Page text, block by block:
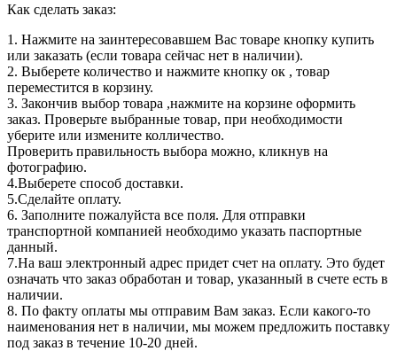
Как сделать заказ:
1. Нажмите на заинтересовавшем Вас товаре кнопку купить
или заказать (если товара сейчас нет в наличии).
2. Выберете количество и нажмите кнопку ок , товар
переместится в корзину.
3. Закончив выбор товара ,нажмите на корзине оформить
заказ. Проверьте выбранные товар, при необходимости
уберите или измените колличество.
Проверить правильность выбора можно, кликнув на
фотографию.
4.Выберете способ доставки.
5.Сделайте оплату.
6. Заполните пожалуйста все поля. Для отправки
транспортной компанией необходимо указать паспортные
данный.
7.На ваш электронный адрес придет счет на оплату. Это будет
означать что заказ обработан и товар, указанный в счете есть в
наличии.
8. По факту оплаты мы отправим Вам заказ. Если какого-то
наименования нет в наличии, мы можем предложить поставку
под заказ в течение 10-20 дней.